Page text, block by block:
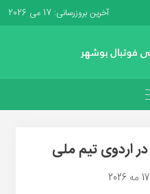
آخرین بروزرسانی: 17 می 2026